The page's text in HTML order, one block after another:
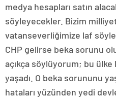
medya hesapları satın
söyleyecekler. Bizim
vatanseverliğimize laf
CHP gelirse beka sorunu
açıkça söylüyorum; bu
yaşadı. O beka sorununu
hataları yüzünden yedi